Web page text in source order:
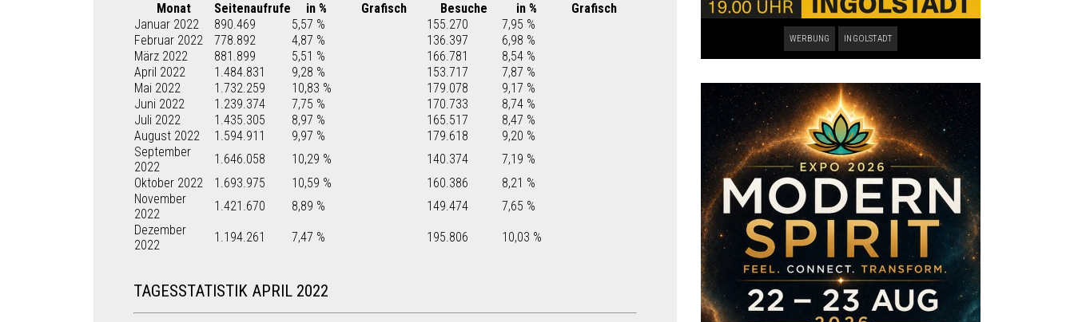
Monat Seitenaufrufe in % Grafisch Besuche in %
Grafisch
Januar 2022
890.469 5,57 % 155.270
7,95 %
Februar 2022
778.892 4,87 % 136.397
6,98 %
März 2022
881.899 5,51 % 166.781
8,54 %
April 2022
1.484.831 9,28 % 153.717
7,87 %
Mai 2022
1.732.259 10,83 % 179.078
9,17 %
Juni 2022
1.239.374 7,75 % 170.733
8,74 %
Juli 2022
1.435.305 8,97 % 165.517
8,47 %
August 2022
1.594.911 9,97 % 179.618
9,20 %
September
2022
1.646.058 10,29 % 140.374
7,19 %
Oktober 2022
1.693.975 10,59 % 160.386
8,21 %
November
2022
1.421.670 8,89 % 149.474
7,65 %
Dezember
2022
1.194.261 7,47 % 195.806 10,03 %
TAGESSTATISTIK APRIL 2022
WERBUNG INGOLSTADT